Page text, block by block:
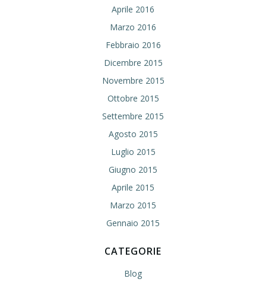
Aprile 2016
Marzo 2016
Febbraio 2016
Dicembre 2015
Novembre 2015
Ottobre 2015
Settembre 2015
Agosto 2015
Luglio 2015
Giugno 2015
Aprile 2015
Marzo 2015
Gennaio 2015
CATEGORIE
Blog